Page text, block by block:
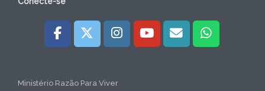
Ministério Razão Para Viver